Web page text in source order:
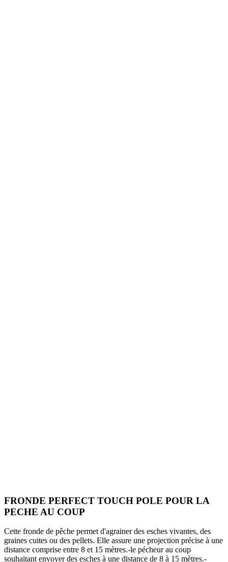
FRONDE PERFECT TOUCH POLE POUR LA
PECHE AU COUP
Cette fronde de pêche permet d'agrainer des esches vivantes, des
graines cuites ou des pellets. Elle assure une projection précise à une
distance comprise entre 8 et 15 mètres.-le pécheur au coup
souhaitant envoyer des esches à une distance de 8 à 15 mètres.-